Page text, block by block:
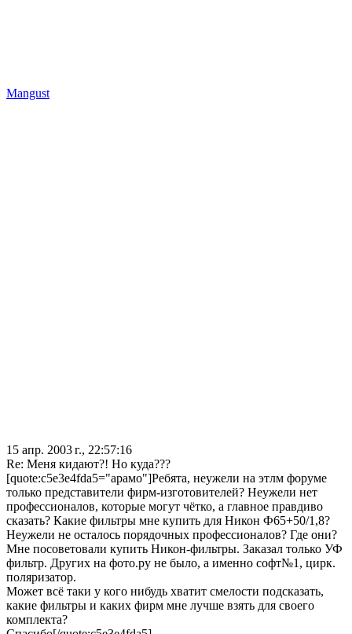
Mangust
15 апр. 2003 г., 22:57:16
Re: Меня кидают?! Но куда???
[quote:c5e3e4fda5="арамо"]Ребята, неужели на этлм форуме
только представители фирм-изготовителей? Неужели нет
профессионалов, которые могут чётко, а главное правдиво
сказать? Какие фильтры мне купить для Никон Ф65+50/1,8?
Неужели не осталось порядочных профессионалов? Где они?
Мне посоветовали купить Никон-фильтры. Заказал только УФ
фильтр. Других на фото.ру не было, а именно софт№1, цирк.
поляризатор.
Может всё таки у кого нибудь хватит смелости подсказать,
какие фильтры и каких фирм мне лучше взять для своего
комплекта?